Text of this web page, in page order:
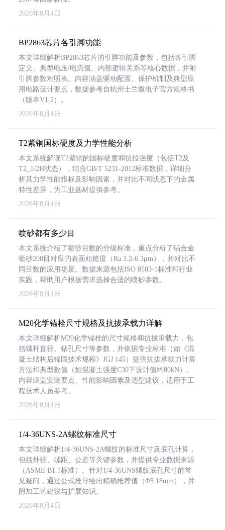
2026年8月4日
BP2863芯片各引脚功能
本文详细解析BP2863芯片的引脚功能及参数，包括各引脚
定义、典型电压/电流值、内部逻辑关系等核心数据，并附
引脚参数对照表。内容涵盖驱动配置、保护机制及典型应
用电路设计要点，数据参考自杭州士兰微电子官方规格书
（版本V1.2）。
2026年8月4日
T2紫铜国标硬度及力学性能分析
本文系统解读T2紫铜的国标硬度和抗拉强度（包括T2及
T2_1/2H状态），结合GB/T 5231-2012标准数据，详细分
析其力学性能指标及影响因素，并对比不同状态下的金属
特性差异，为工业选材提供参考。
2026年8月4日
喷砂都有多少目
本文系统介绍了喷砂目数的分级标准，重点分析了铝合金
喷砂200目对应的表面粗糙度（Ra 3.2-6.3μm），并对比不
同目数的应用场景。数据来源包括ISO 8503-1标准和行业
实践，帮助用户根据需求选择合适的喷砂参数。
2026年8月4日
M20化学锚栓尺寸规格及抗拔承载力详解
本文详细解析M20化学锚栓的尺寸规格和抗拔承载力，包
括螺杆直径、钻孔尺寸等参数，并依据专业标准（如《混
凝土结构后锚固技术规程》JGJ 145）提供抗拔承载力计算
方法和典型数值（如混凝土强度C30下设计值约80kN）。
内容涵盖安装要点、性能影响因素及选型建议，适用于工
程技术人员参考。
2026年8月4日
1/4-36UNS-2A螺纹标准尺寸
本文详细解析1/4-36UNS-2A螺纹的标准尺寸及底孔计算，
包括外径、螺距、公差等关键参数，并提供专业数据来源
（ASME B1.1标准）。针对1/4-36UNS螺纹底孔尺寸的常
见疑问，通过公式推导给出精确推荐值（Φ5.18mm），并
附加工艺建议与扩展知识。
2026年8月4日